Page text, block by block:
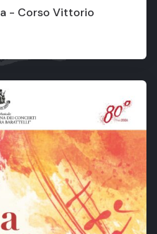
- Corso Vittorio